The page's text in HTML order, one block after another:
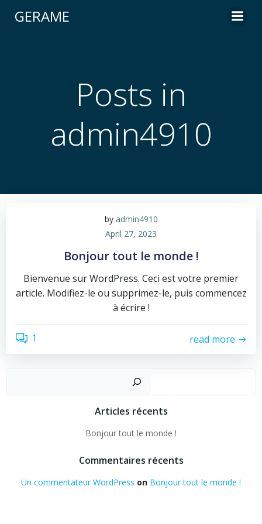
GERAME
Posts in
admin4910
by admin4910
April 27, 2023
Bonjour tout le monde !
Bienvenue sur WordPress. Ceci est votre premier
article. Modifiez-le ou supprimez-le, puis commencez
à écrire !
1 read more
Articles récents
Bonjour tout le monde !
Commentaires récents
Un commentateur WordPress on Bonjour tout le monde !